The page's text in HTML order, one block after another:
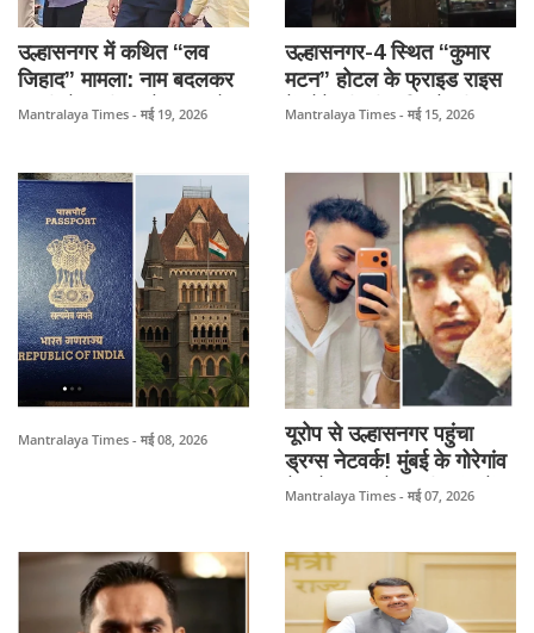
उल्हासनगर में कथित “लव
जिहाद” मामला: नाम बदलकर
युवती से शादी करने का आरोप,
Mantralaya Times - मई 19, 2026
उल्हासनगर-4 स्थित “कुमार
मटन” होटल के फ्राइड राइस
में लोहे की कील मिलने की
Mantralaya Times - मई 15, 2026
Mantralaya Times - मई 08, 2026
यूरोप से उल्हासनगर पहुंचा
ड्रग्स नेटवर्क! मुंबई के गोरेगांव
नेस्को ड्रग्स केस की जांच में
Mantralaya Times - मई 07, 2026